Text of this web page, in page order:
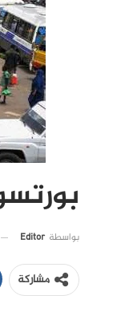
بواسطة Editor
مشاركة